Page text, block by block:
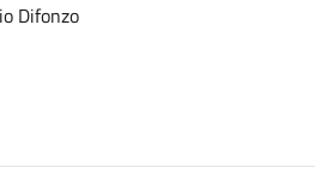
Difonzo